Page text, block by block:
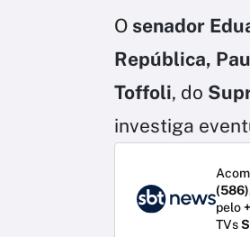
O senador
República,
Toffoli, do
investiga
(586)
pelo
TVs